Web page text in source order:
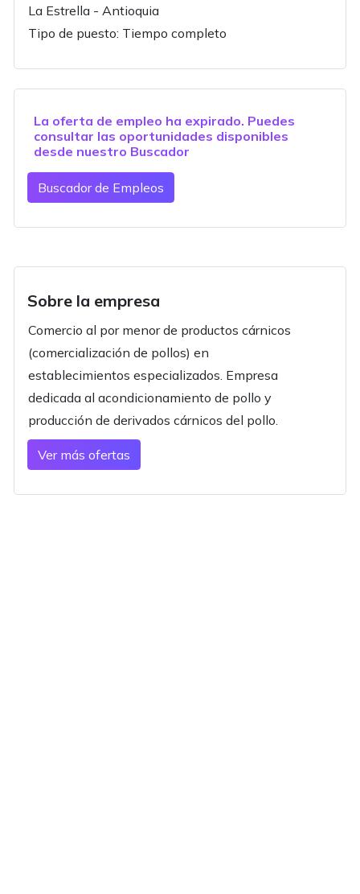
La Estrella - Antioquia
Tipo de puesto: Tiempo completo
La oferta de empleo ha expirado. Puedes
consultar las oportunidades disponibles
desde nuestro Buscador
Buscador de Empleos
Sobre la empresa
Comercio al por menor de productos cárnicos
(comercialización de pollos) en
establecimientos especializados. Empresa
dedicada al acondicionamiento de pollo y
producción de derivados cárnicos del pollo.
Ver más ofertas